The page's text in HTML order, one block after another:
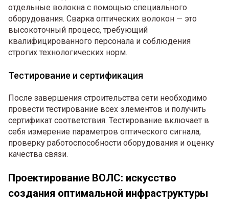
отдельные волокна с помощью специального
оборудования. Сварка оптических волокон — это
высокоточный процесс, требующий
квалифицированного персонала и соблюдения
строгих технологических норм.
Тестирование и сертификация
После завершения строительства сети необходимо
провести тестирование всех элементов и получить
сертификат соответствия. Тестирование включает в
себя измерение параметров оптического сигнала,
проверку работоспособности оборудования и оценку
качества связи.
Проектирование ВОЛС: искусство
создания оптимальной инфраструктуры